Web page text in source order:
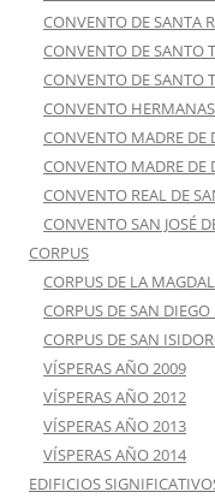
CONVENTO DE SANTA
CONVENTO DE SANTO
CONVENTO DE SANTO
CONVENTO
CONVENTO MADRE DE
CONVENTO MADRE DE
CONVENTO REAL DE
CONVENTO SAN JOSÉ
CORPUS
CORPUS DE LA
CORPUS DE SAN
CORPUS DE SAN
VÍSPERAS AÑO 2009
VÍSPERAS AÑO 2012
VÍSPERAS AÑO 2013
VÍSPERAS AÑO 2014
EDIFICIOS